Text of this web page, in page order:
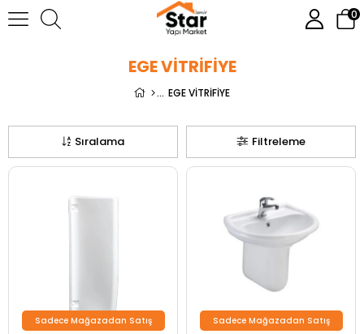
0
EGE VİTRİFİYE
EGE VİTRİFİYE
Filtreleme
Sıralama
Sadece Mağazadan Satış Sadece Mağazadan Satış